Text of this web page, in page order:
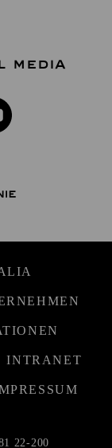
MEDIA
INTRANET
22-200